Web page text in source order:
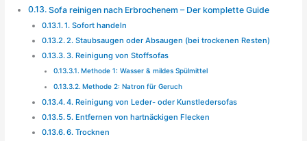
Sofa reinigen nach Erbrochenem – Der komplette Guide
1. Sofort handeln
2. Staubsaugen oder Absaugen (bei trockenen Resten)
3. Reinigung von Stoffsofas
Methode 1: Wasser & mildes Spülmittel
Methode 2: Natron für Geruch
4. Reinigung von Leder- oder Kunstledersofas
5. Entfernen von hartnäckigen Flecken
6. Trocknen